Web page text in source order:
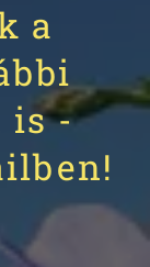
a
is -